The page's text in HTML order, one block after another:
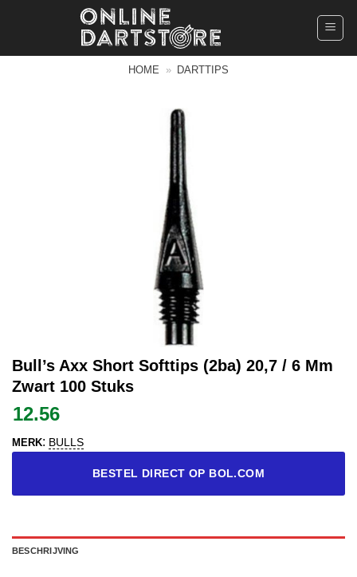
HOME » DARTTIPS
Bull’s Axx Short Softtips (2ba) 20,7 / 6 Mm
Zwart 100 Stuks
12.56
MERK: BULLS
BESTEL DIRECT OP BOL.COM
BESCHRIJVING